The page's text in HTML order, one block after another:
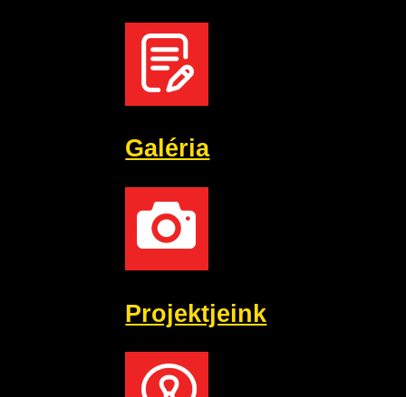
Galéria
Projektjeink